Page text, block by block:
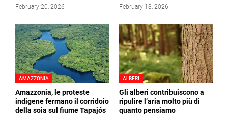
February 20, 2026 February 13, 2026
AMAZZONIA
Amazzonia, le proteste
indigene fermano il corridoio
della soia sul fiume Tapajós
ALBERI
Gli alberi contribuiscono a
ripulire l’aria molto più di
quanto pensiamo